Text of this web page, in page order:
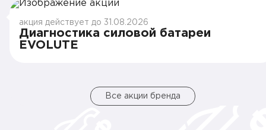
акция действует до 31.08.2026
Диагностика силовой батареи
EVOLUTE
Все акции бренда